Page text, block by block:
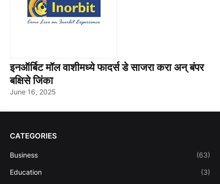
इनऑर्बिट मॉल वाशीमध्ये फादर्स डे साजरा करा अन् बंपर
बक्षिसे जिंका
June 16, 2025
CATEGORIES
Business (63)
Education (3)